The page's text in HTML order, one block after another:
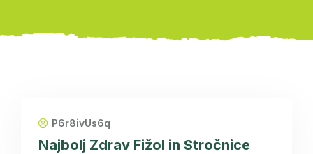
P6r8ivUs6q
Najbolj Zdrav Fižol in Stročnice